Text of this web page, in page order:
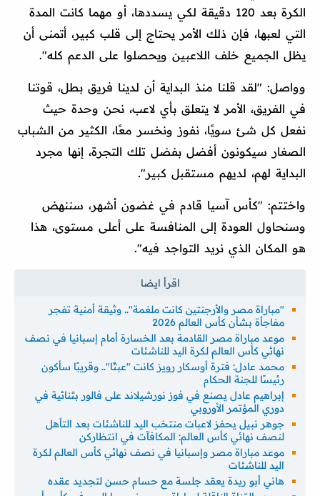
الكرة بعد 120 دقيقة لكي يسددها، أو مهما كانت المدة
التي لعبها، فإن ذلك الأمر يحتاج إلى قلب كبير، أتمنى أن
يظل الجميع خلف اللاعبين ويحصلوا على الدعم كله".
وواصل: "لقد قلنا منذ البداية أن لدينا فريق بطل، قوتنا
في الفريق، الأمر لا يتعلق بأي لاعب، نحن وحدة حيث
نفعل كل شئ سويًا، نفوز ونخسر معًا، الكثير من الشباب
الصغار سيكونون أفضل بفضل تلك التجرة، إنها مجرد
البداية لهم، لديهم مستقبل كبير".
واختتم: "كأس آسيا قادم في غضون أشهر، سننهض
وسنحاول العودة إلى المنافسة على أعلى مستوى، هذا
هو المكان الذي نريد التواجد فيه".
"مباراة مصر والأرجنتين كانت ملغمة".. وثيقة أمنية تفجر
مفاجأة بشأن كأس العالم 2026
موعد مباراة مصر القادمة بعد الخسارة أمام إسبانيا في نصف
نهائي كأس العالم لكرة اليد للناشئات
محمد عادل: فترة أوسكار رويز كانت "عبثًا".. وقريبًا سأكون
رئيسًا للجنة الحكام
إبراهيم عادل يصنع في فوز نورشيلاند على فالور بثنائية في
دوري المؤتمر الأوروبي
جوهر نبيل يحفز لاعبات منتخب اليد للناشئات بعد التأهل
لنصف نهائي كأس العالم: المكافآت في انتظاركن
موعد مباراة مصر وإسبانيا في نصف نهائي كأس العالم لكرة
اليد للناشئات
هاني أبو ريدة يعقد جلسة مع حسام حسن لتجديد عقده